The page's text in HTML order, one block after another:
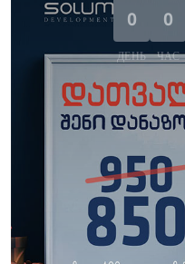
0
ДЕНЬ
0
ЧАС